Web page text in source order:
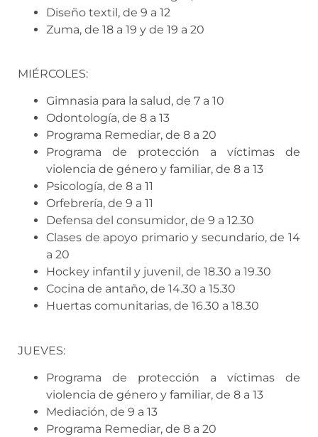
Diseño textil, de 9 a 12
Zuma, de 18 a 19 y de 19 a 20
MIÉRCOLES:
Gimnasia para la salud, de 7 a 10
Odontología, de 8 a 13
Programa Remediar, de 8 a 20
Programa de protección a víctimas de
violencia de género y familiar, de 8 a 13
Psicología, de 8 a 11
Orfebrería, de 9 a 11
Defensa del consumidor, de 9 a 12.30
Clases de apoyo primario y secundario, de 14
a 20
Hockey infantil y juvenil, de 18.30 a 19.30
Cocina de antaño, de 14.30 a 15.30
Huertas comunitarias, de 16.30 a 18.30
JUEVES:
Programa de protección a víctimas de
violencia de género y familiar, de 8 a 13
Mediación, de 9 a 13
Programa Remediar, de 8 a 20